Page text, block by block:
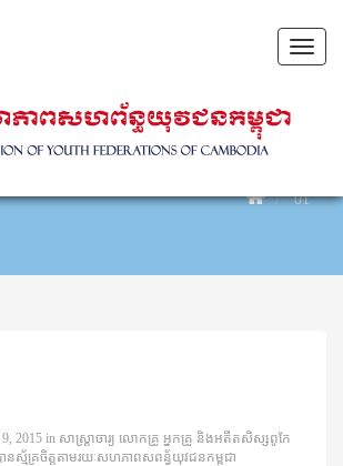
Toggle
01
2015 in សាស្ត្រាចារ្យ លោកគ្រូ អ្នកគ្រូ និងអតីតសិស្សពូកែ
ានស្ម័គ្រចិត្តតាមរយៈសហភាពសពន្ធ័យុវជនកម្ពុជា